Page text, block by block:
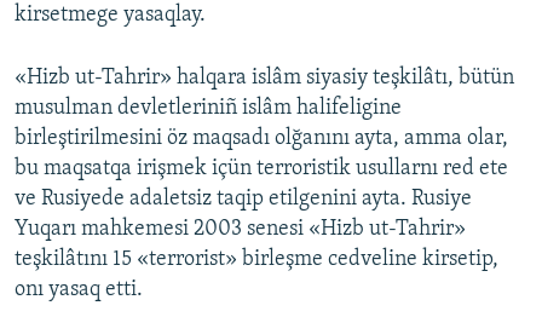
kirsetmege yasaqlay.
«Hizb ut-Tahrir» halqara islâm siyasiy teşkilâtı, bütün
musulman devletleriniñ islâm halifeligine
birleştirilmesini öz maqsadı olğanını ayta, amma olar,
bu maqsatqa irişmek içün terroristik usullarnı red ete
ve Rusiyede adaletsiz taqip etilgenini ayta. Rusiye
Yuqarı mahkemesi 2003 senesi «Hizb ut-Tahrir»
teşkilâtını 15 «terrorist» birleşme cedveline kirsetip,
onı yasaq etti.